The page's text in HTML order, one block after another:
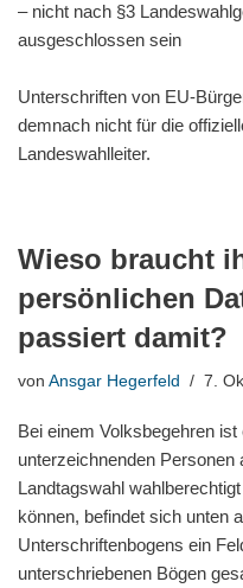
– nicht nach §3
ausgeschlossen sein
Unterschriften von EU-
demnach nicht für die
Landeswahlleiter.
Wieso braucht
persönlichen
passiert damit?
von Ansgar Hegerfeld 7.
Bei einem Volksbegehren
unterzeichnenden Personen
Landtagswahl
können, befindet sich unten
Unterschriftenbogens ein
unterschriebenen Bögen